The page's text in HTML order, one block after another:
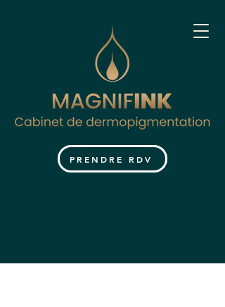
PRENDRE RDV